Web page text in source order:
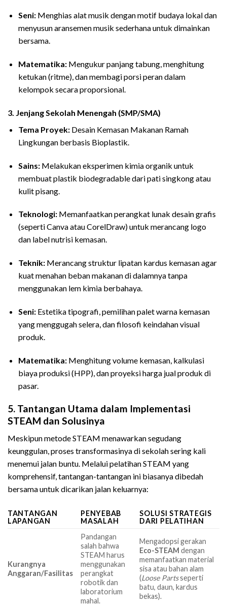
Seni:Menghias alat musik dengan motif budaya lokal dan
menyusun aransemen musik sederhana untuk dimainkan
bersama.
Matematika:Mengukur panjang tabung, menghitung
ketukan (ritme), dan membagi porsi peran dalam
kelompok secara proporsional.
3. Jenjang Sekolah Menengah (SMP/SMA)
Tema Proyek:Desain Kemasan Makanan Ramah
Lingkungan berbasis Bioplastik.
Sains:Melakukan eksperimen kimia organik untuk
membuat plastik biodegradable dari pati singkong atau
kulit pisang.
Teknologi:Memanfaatkan perangkat lunak desain grafis
(seperti Canva atau CorelDraw) untuk merancang logo
dan label nutrisi kemasan.
Teknik:Merancang struktur lipatan kardus kemasan agar
kuat menahan beban makanan di dalamnya tanpa
menggunakan lem kimia berbahaya.
Seni:Estetika tipografi, pemilihan palet warna kemasan
yang menggugah selera, dan filosofi keindahan visual
produk.
Matematika:Menghitung volume kemasan, kalkulasi
biaya produksi (HPP), dan proyeksi harga jual produk di
pasar.
5. Tantangan Utama dalam Implementasi
STEAM dan Solusinya
Meskipun metode STEAM menawarkan segudang
keunggulan, proses transformasinya di sekolah sering kali
menemui jalan buntu. Melalui pelatihan STEAM yang
komprehensif, tantangan-tantangan ini biasanya dibedah
bersama untuk dicarikan jalan keluarnya:
TANTANGAN
LAPANGAN
PENYEBAB
MASALAH
SOLUSI STRATEGIS
DARI PELATIHAN
Kurangnya
Anggaran/Fasilitas
Pandangan
salah bahwa
STEAM harus
menggunakan
perangkat
robotik dan
laboratorium
mahal.
Mengadopsi gerakan
Eco-STEAM dengan
memanfaatkan material
sisa atau bahan alam
(Loose Partsseperti
batu, daun, kardus
bekas).